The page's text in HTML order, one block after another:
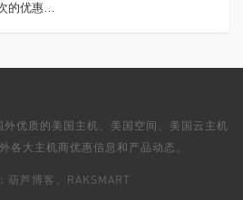
的优惠…
外优质的美国主机、美国空间、美国云主机
各大主机商优惠信息和产品动态。
葫芦博客 RAKSMART